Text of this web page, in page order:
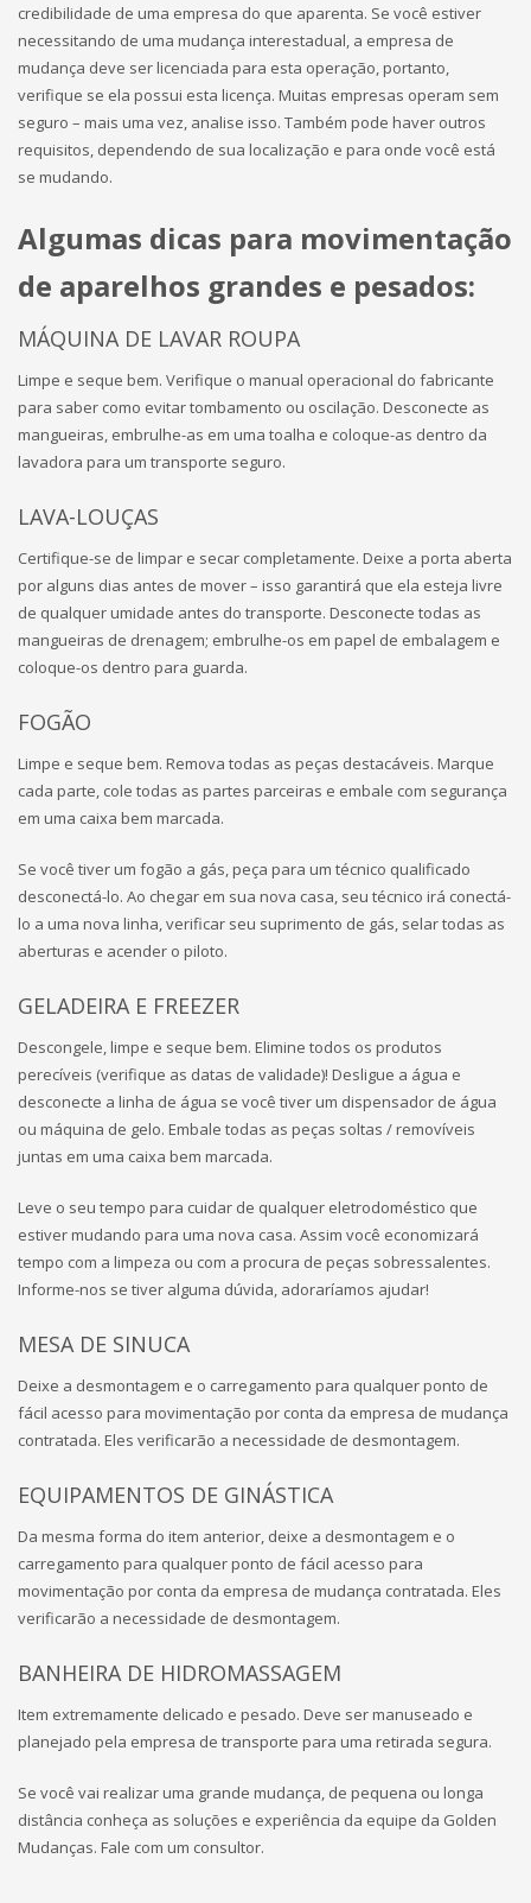
credibilidade de uma empresa do que aparenta. Se você estiver
necessitando de uma mudança interestadual, a empresa de
mudança deve ser licenciada para esta operação, portanto,
verifique se ela possui esta licença. Muitas empresas operam sem
seguro – mais uma vez, analise isso. Também pode haver outros
requisitos, dependendo de sua localização e para onde você está
se mudando.
Algumas dicas para movimentação
de aparelhos grandes e pesados:
MÁQUINA DE LAVAR ROUPA
Limpe e seque bem. Verifique o manual operacional do fabricante
para saber como evitar tombamento ou oscilação. Desconecte as
mangueiras, embrulhe-as em uma toalha e coloque-as dentro da
lavadora para um transporte seguro.
LAVA-LOUÇAS
Certifique-se de limpar e secar completamente. Deixe a porta aberta
por alguns dias antes de mover – isso garantirá que ela esteja livre
de qualquer umidade antes do transporte. Desconecte todas as
mangueiras de drenagem; embrulhe-os em papel de embalagem e
coloque-os dentro para guarda.
FOGÃO
Limpe e seque bem. Remova todas as peças destacáveis. Marque
cada parte, cole todas as partes parceiras e embale com segurança
em uma caixa bem marcada.
Se você tiver um fogão a gás, peça para um técnico qualificado
desconectá-lo. Ao chegar em sua nova casa, seu técnico irá conectá-
lo a uma nova linha, verificar seu suprimento de gás, selar todas as
aberturas e acender o piloto.
GELADEIRA E FREEZER
Descongele, limpe e seque bem. Elimine todos os produtos
perecíveis (verifique as datas de validade)! Desligue a água e
desconecte a linha de água se você tiver um dispensador de água
ou máquina de gelo. Embale todas as peças soltas / removíveis
juntas em uma caixa bem marcada.
Leve o seu tempo para cuidar de qualquer eletrodoméstico que
estiver mudando para uma nova casa. Assim você economizará
tempo com a limpeza ou com a procura de peças sobressalentes.
Informe-nos se tiver alguma dúvida, adoraríamos ajudar!
MESA DE SINUCA
Deixe a desmontagem e o carregamento para qualquer ponto de
fácil acesso para movimentação por conta da empresa de mudança
contratada. Eles verificarão a necessidade de desmontagem.
EQUIPAMENTOS DE GINÁSTICA
Da mesma forma do item anterior, deixe a desmontagem e o
carregamento para qualquer ponto de fácil acesso para
movimentação por conta da empresa de mudança contratada. Eles
verificarão a necessidade de desmontagem.
BANHEIRA DE HIDROMASSAGEM
Item extremamente delicado e pesado. Deve ser manuseado e
planejado pela empresa de transporte para uma retirada segura.
Se você vai realizar uma grande mudança, de pequena ou longa
distância conheça as soluções e experiência da equipe da Golden
Mudanças. Fale com um consultor.